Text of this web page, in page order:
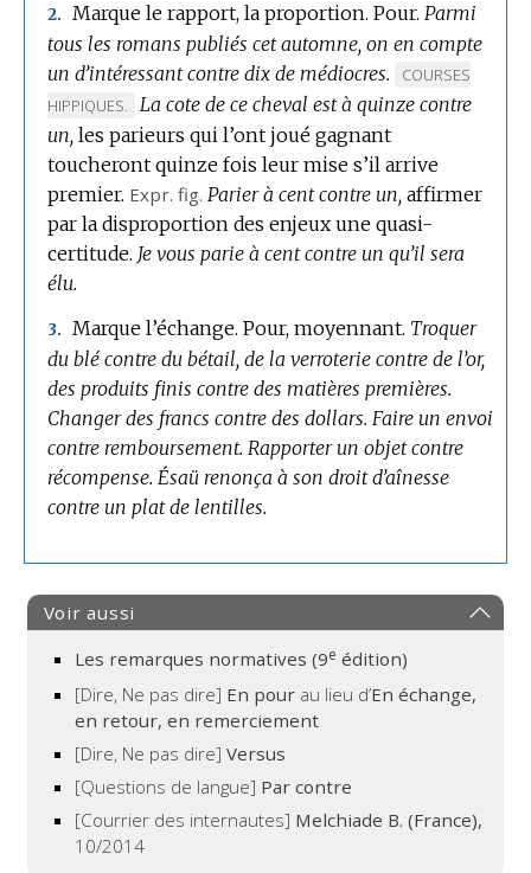
2. Marque le rapport, la proportion.Pour. Parmi
tous les romans publiés cet automne, on en compte
un d’intéressant contre dix de médiocres.
MARQUE
DE
:
COURSES
HIPPIQUES.
La cote de ce cheval est à quinze contre
un, les parieurs qui l’ont joué gagnant
toucheront quinze fois leur mise s’il arrive
premier. Expr. fig. Parier à cent contre un, affirmer
par la disproportion des enjeux une quasi-
certitude. Je vous parie à cent contre un qu’il sera
élu.
3. Marque l’échange.Pour, moyennant. Troquer
du blé contre du bétail, de la verroterie contre de l’or,
des produits finis contre des matières premières.
Changer des francs contre des dollars. Faire un envoi
contre remboursement. Rapporter un objet contre
récompense. Ésaü renonça à son droit d’aînesse
contre un plat de lentilles.
Voir aussi
Les remarques normatives (9e édition)
[Dire, Ne pas dire] En pour au lieu d’En échange,
en retour, en remerciement
[Dire, Ne pas dire]Versus
[Questions de langue] Par contre
[Courrier des internautes] Melchiade B. (France),
10/2014